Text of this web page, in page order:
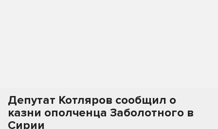
Депутат Котляров сообщил о
казни ополченца Заболотного в
Сирии